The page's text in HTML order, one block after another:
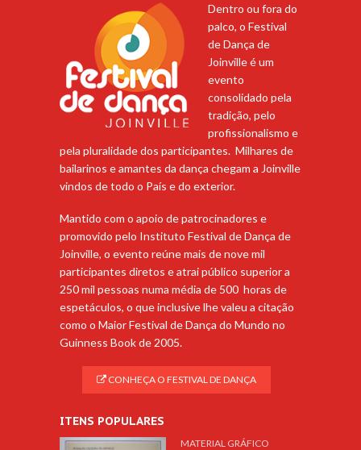
Dentro ou fora do
palco, o Festival
de Dança de
Joinville é um
evento
consolidado pela
tradição, pelo
profissionalismo e
pela pluralidade dos participantes. Milhares de
bailarinos e amantes da dança chegam a Joinville
vindos de todo o País e do exterior.
Mantido com o apoio de patrocinadores e
promovido pelo Instituto Festival de Dança de
Joinville, o evento reúne mais de nove mil
participantes diretos e atrai público superior a
250 mil pessoas numa média de 500 horas de
espetáculos, o que inclusive lhe valeu a citação
como o Maior Festival de Dança do Mundo no
Guinness Book de 2005.
CONHEÇA O FESTIVAL DE DANÇA
ITENS POPULARES
MATERIAL GRÁFICO